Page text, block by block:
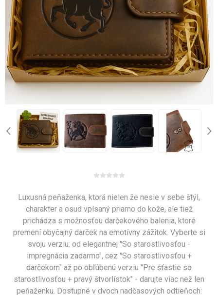
Luxusná peňaženka, ktorá nielen že nesie v sebe štýl,
charakter a osud vpísaný priamo do kože, ale tiež
prichádza s možnosťou darčekového balenia, ktoré
premení obyčajný darček na emotívny zážitok. Vyberte si
svoju verziu: od elegantnej "So starostlivosťou -
impregnácia zadarmo", cez "So starostlivosťou +
darčekom" až po obľúbenú verziu "Pre šťastie so
starostlivosťou + pravý štvorlístok" - darujte viac než len
peňaženku. Dostupné v dvoch nadčasových odtieňoch: